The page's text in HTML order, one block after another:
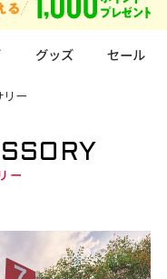
グッズ セール
リー
ー